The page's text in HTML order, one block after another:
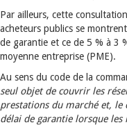
Par ailleurs, cette
acheteurs publics se
de garantie et ce de 5 % à 3
moyenne entreprise (PME).
Au sens du code de la
seul objet de couvrir les
prestations du marché et, le
délai de garantie lorsque les